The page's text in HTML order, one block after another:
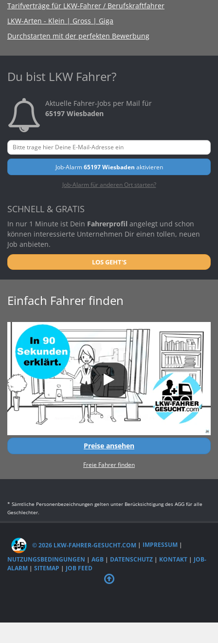
Tarifverträge für LKW-Fahrer / Berufskraftfahrer
LKW-Arten - Klein | Gross | Giga
Durchstarten mit der perfekten Bewerbung
Du bist LKW Fahrer?
Aktuelle Fahrer-Jobs per Mail für
65197 Wiesbaden
Job-Alarm65197 Wiesbaden aktivieren
Job-Alarm für anderen Ort starten?
SCHNELL & GRATIS
In nur 1 Minute ist Dein Fahrerprofil angelegt und schon
können interessierte Unternehmen Dir einen tollen, neuen
Job anbieten.
LOS GEHT'S
Einfach Fahrer finden
Preise ansehen
Freie Fahrer finden
* Sämtliche Personenbezeichnungen gelten unter Berücksichtigung des AGG für alle
Geschlechter.
© 2026 LKW-FAHRER-GESUCHT.COM | IMPRESSUM |
NUTZUNGSBEDINGUNGEN | AGB | DATENSCHUTZ | KONTAKT | JOB-
ALARM | SITEMAP | JOB FEED